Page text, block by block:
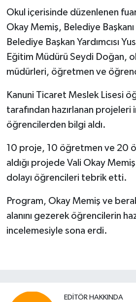
Okul içerisinde düzenlenen
Okay Memiş, Belediye
Belediye Başkan Yardımcısı
Eğitim Müdürü Seydi Doğan,
müdürleri, öğretmen ve
Kanuni Ticaret Meslek Lisesi
tarafından hazırlanan
öğrencilerden bilgi aldı.
10 proje, 10 öğretmen ve 20
aldığı projede Vali Okay
dolayı öğrencileri tebrik etti.
Program, Okay Memiş ve
alanını gezerek öğrencilerin
incelemesiyle sona erdi.
EDITÖR HAKKINDA